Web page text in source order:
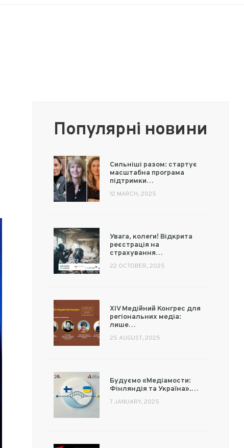
Популярні новини
Сильніші разом: стартує
масштабна програма
підтримки…
12 MARCH, 2025
Увага, колеги! Відкрита
реєстрація на
страхування…
22 OCTOBER, 2025
XIV Медійний Конгрес для
регіональних медіа:
лише…
25 AUGUST, 2025
Будуємо «Медіамости:
Фінляндія та Україна».…
7 JANUARY, 2025